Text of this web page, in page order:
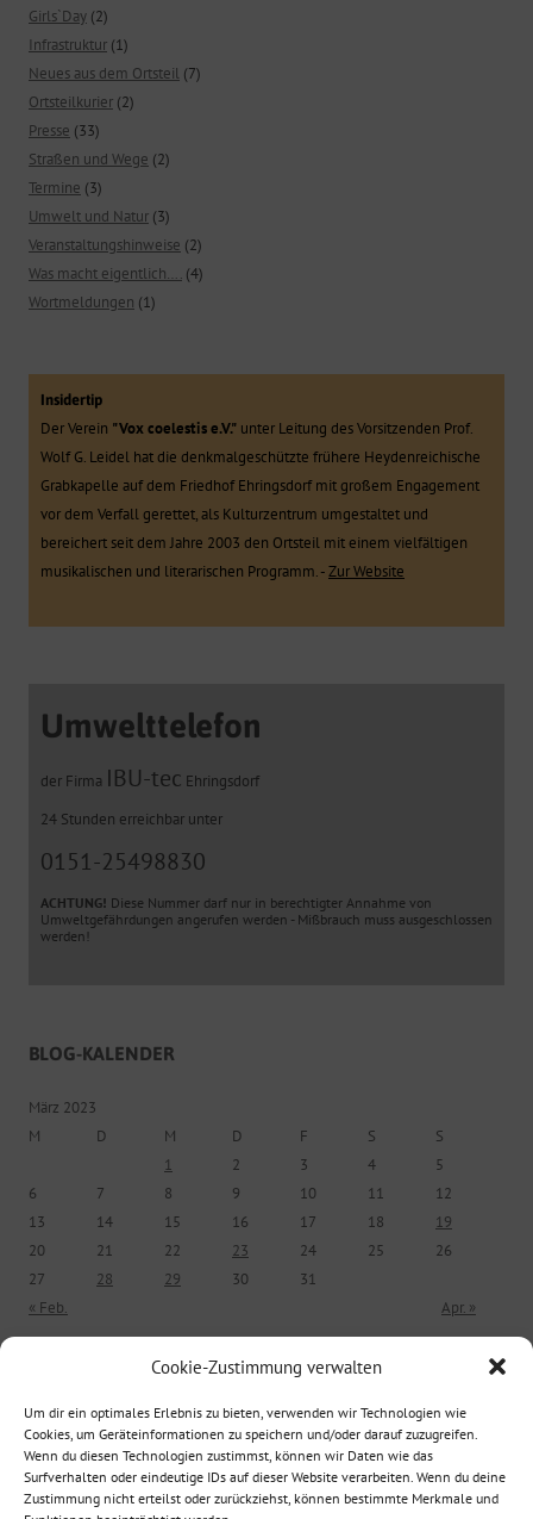
Cookie-Zustimmung verwalten
Um dir ein optimales Erlebnis zu bieten, verwenden wir Technologien wie
Cookies, um Geräteinformationen zu speichern und/oder darauf zuzugreifen.
Wenn du diesen Technologien zustimmst, können wir Daten wie das
Surfverhalten oder eindeutige IDs auf dieser Website verarbeiten. Wenn du deine
Zustimmung nicht erteilst oder zurückziehst, können bestimmte Merkmale und
Girls`Day (2)
Infrastruktur (1)
Neues aus dem Ortsteil (7)
Ortsteilkurier (2)
Presse (33)
Straßen und Wege (2)
Termine (3)
Umwelt und Natur (3)
Veranstaltungshinweise (2)
Was macht eigentlich…. (4)
Wortmeldungen (1)
Insidertip
Der Verein "Vox coelestis e.V." unter Leitung des Vorsitzenden Prof.
Wolf G. Leidel hat die denkmalgeschützte frühere Heydenreichische
Grabkapelle auf dem Friedhof Ehringsdorf mit großem Engagement
vor dem Verfall gerettet, als Kulturzentrum umgestaltet und
bereichert seit dem Jahre 2003 den Ortsteil mit einem vielfältigen
musikalischen und literarischen Programm. -Zur Website
Umwelttelefon
der Firma IBU-tec Ehringsdorf
24 Stunden erreichbar unter
0151-25498830
ACHTUNG! Diese Nummer darf nur in berechtigter Annahme von
Umweltgefährdungen angerufen werden - Mißbrauch muss ausgeschlossen
werden!
BLOG-KALENDER
März 2023
M
D M D F S
S
1
2 3 4
5
6
7 8 9 10 11
12
13
14 15 16 17 18
19
20
21 22 23 24 25
26
27
28 29 30
31
« Feb.
Apr. »
Ältere Beiträge